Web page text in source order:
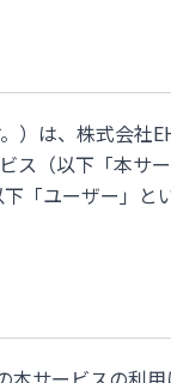
）は、株式会社
（以下「本サ
「ユーザー」と